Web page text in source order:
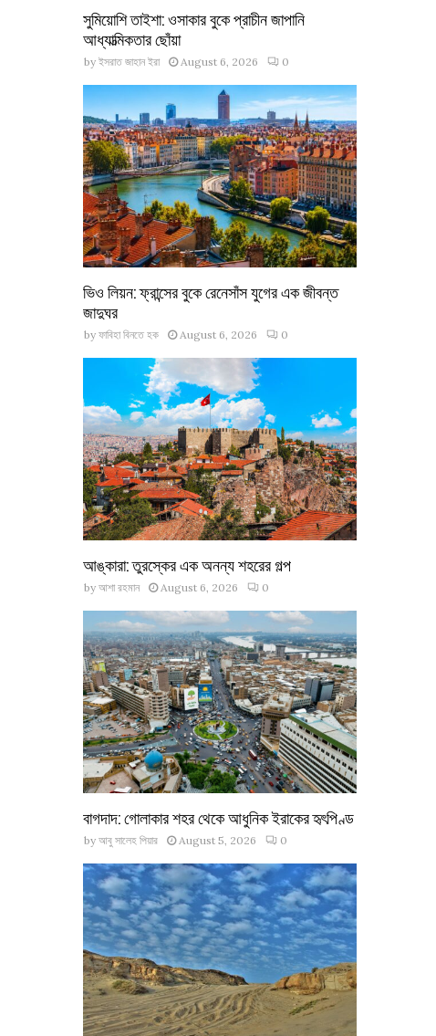
সুমিয়োশি তাইশা: ওসাকার বুকে প্রাচীন জাপানি
আধ্যাত্মিকতার ছোঁয়া
by ইসরাত জাহান ইরা August 6, 2026 0
ভিও লিয়ন: ফ্রান্সের বুকে রেনেসাঁস যুগের এক জীবন্ত
জাদুঘর
by ফাবিহা বিনতে হক August 6, 2026 0
আঙ্কারা: তুরস্কের এক অনন্য শহরের গল্প
by আশা রহমান August 6, 2026 0
বাগদাদ: গোলাকার শহর থেকে আধুনিক ইরাকের হৃৎপিণ্ড
by আবু সালেহ পিয়ার August 5, 2026 0